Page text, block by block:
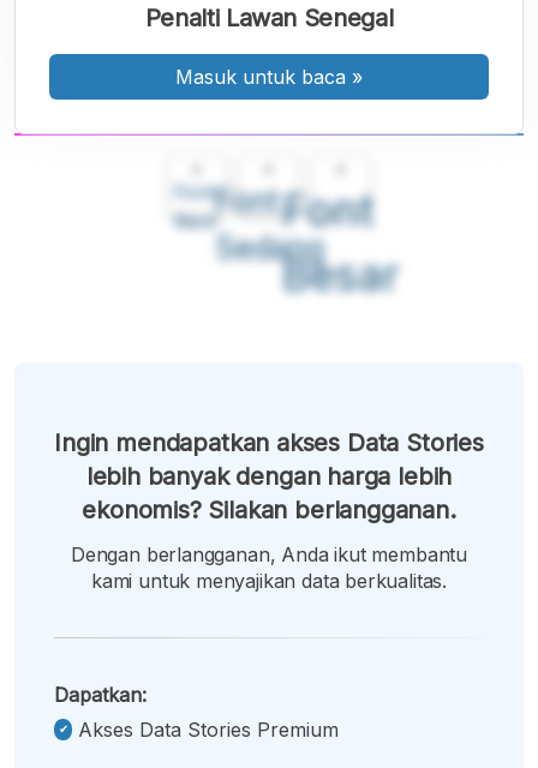
Font
Kecil
Font
Sedang
Font
Besar
Penalti Lawan Senegal
Masuk untuk baca »
Ingin mendapatkan akses Data Stories
lebih banyak dengan harga lebih
ekonomis? Silakan berlangganan.
Dengan berlangganan, Anda ikut membantu
kami untuk menyajikan data berkualitas.
Dapatkan:
Akses Data Stories Premium